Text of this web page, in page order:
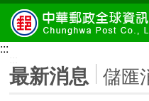
跳到主要內容區塊
:::
最新消息 儲匯